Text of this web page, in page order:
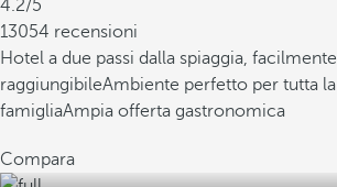
4.2/5
13054 recensioni
Hotel a due passi dalla spiaggia, facilmente
raggiungibileAmbiente perfetto per tutta la
famigliaAmpia offerta gastronomica
Compara